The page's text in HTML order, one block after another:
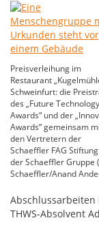
Preisverleihung im
Restaurant
Schweinfurt: die
des „Future Technology
Awards“ und der
Awards“ gemeinsam
den Vertretern der
Schaeffler FAG
der Schaeffler Gruppe
Schaeffler/Anand
Abschlussarbeiten
THWS-Absolvent